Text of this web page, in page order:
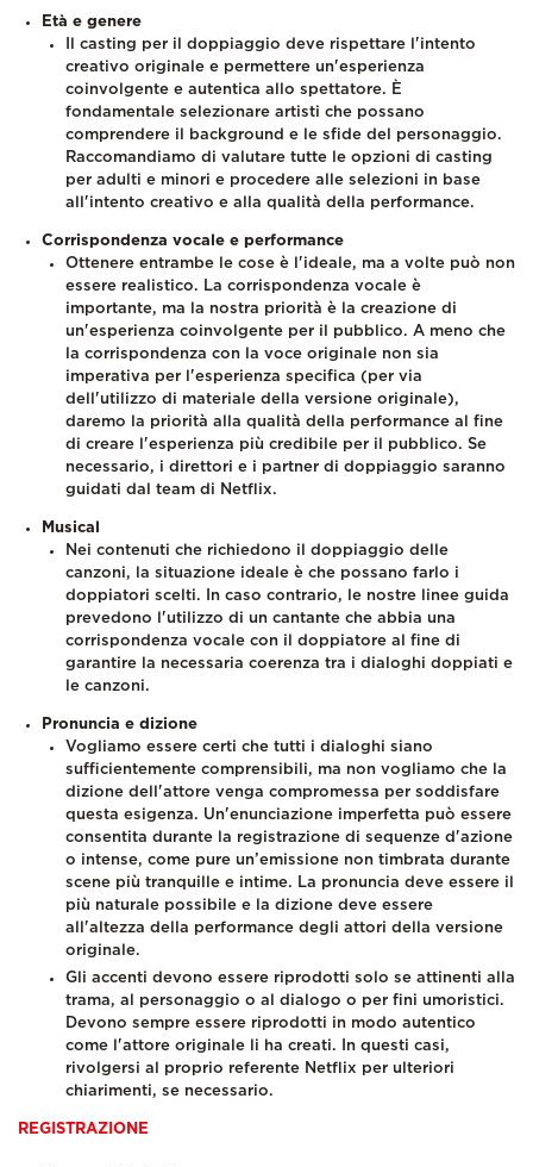
Età e genere
Il casting per il doppiaggio deve rispettare l'intento
creativo originale e permettere un'esperienza
coinvolgente e autentica allo spettatore. È
fondamentale selezionare artisti che possano
comprendere il background e le sfide del personaggio.
Raccomandiamo di valutare tutte le opzioni di casting
per adulti e minori e procedere alle selezioni in base
all'intento creativo e alla qualità della performance.
Corrispondenza vocale e performance
Ottenere entrambe le cose è l'ideale, ma a volte può non
essere realistico. La corrispondenza vocale è
importante, ma la nostra priorità è la creazione di
un'esperienza coinvolgente per il pubblico. A meno che
la corrispondenza con la voce originale non sia
imperativa per l'esperienza specifica (per via
dell'utilizzo di materiale della versione originale),
daremo la priorità alla qualità della performance al fine
di creare l'esperienza più credibile per il pubblico. Se
necessario, i direttori e i partner di doppiaggio saranno
guidati dal team di Netflix.
Musical
Nei contenuti che richiedono il doppiaggio delle
canzoni, la situazione ideale è che possano farlo i
doppiatori scelti. In caso contrario, le nostre linee guida
prevedono l'utilizzo di un cantante che abbia una
corrispondenza vocale con il doppiatore al fine di
garantire la necessaria coerenza tra i dialoghi doppiati e
le canzoni.
Pronuncia e dizione
Vogliamo essere certi che tutti i dialoghi siano
sufficientemente comprensibili, ma non vogliamo che la
dizione dell'attore venga compromessa per soddisfare
questa esigenza. Un'enunciazione imperfetta può essere
consentita durante la registrazione di sequenze d'azione
o intense, come pure un’emissione non timbrata durante
scene più tranquille e intime. La pronuncia deve essere il
più naturale possibile e la dizione deve essere
all'altezza della performance degli attori della versione
originale.
Gli accenti devono essere riprodotti solo se attinenti alla
trama, al personaggio o al dialogo o per fini umoristici.
Devono sempre essere riprodotti in modo autentico
come l'attore originale li ha creati. In questi casi,
rivolgersi al proprio referente Netflix per ulteriori
chiarimenti, se necessario.
REGISTRAZIONE